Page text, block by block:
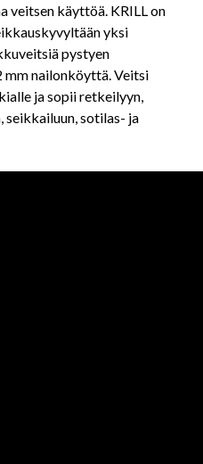
veitsen käyttöä. KRILL on
yksi
pystyen
mm nailonköyttä. Veitsi
ja sopii retkeilyyn,
seikkailuun, sotilas- ja